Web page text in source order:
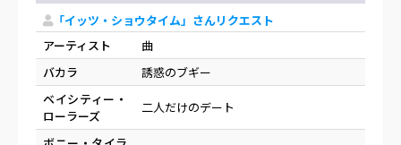
「イッツ・ショウタイム」さんリクエスト
アーティスト
曲
バカラ
誘惑のブギー
ベイシティー・
ローラーズ
二人だけのデート